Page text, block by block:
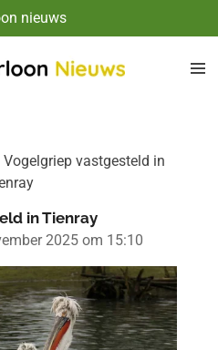
nieuws
Vogelgriep vastgesteld in
in Tienray
2025 om 15:10